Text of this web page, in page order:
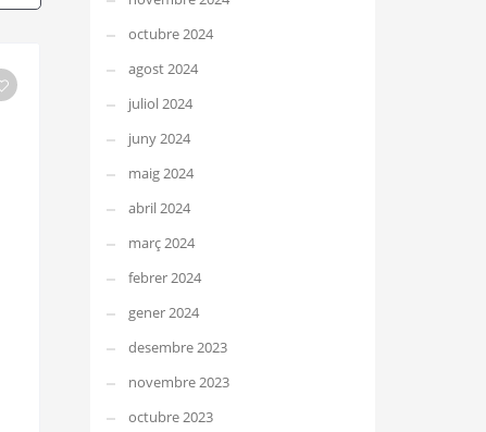
octubre 2024
agost 2024
juliol 2024
juny 2024
maig 2024
abril 2024
març 2024
febrer 2024
gener 2024
desembre 2023
novembre 2023
octubre 2023